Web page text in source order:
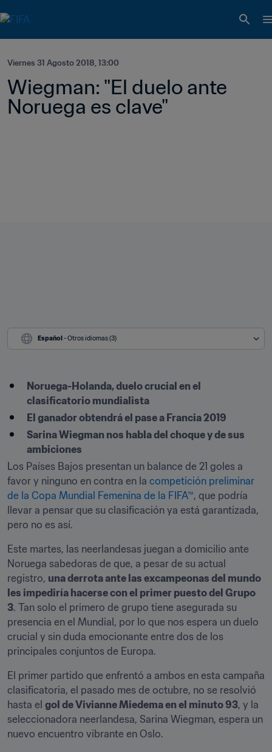
Viernes 31 Agosto 2018, 13:00
Wiegman: "El duelo ante
Noruega es clave"
Español - Otros idiomas (3)
Noruega-Holanda, duelo crucial en el
clasificatorio mundialista
El ganador obtendrá el pase a Francia 2019
Sarina Wiegman nos habla del choque y de sus
ambiciones
Los Países Bajos presentan un balance de 21 goles a
favor y ninguno en contra en la competición preliminar
de la Copa Mundial Femenina de la FIFA™, que podría
llevar a pensar que su clasificación ya está garantizada,
pero no es así.
Este martes, las neerlandesas juegan a domicilio ante
Noruega sabedoras de que, a pesar de su actual
registro, una derrota ante las excampeonas del mundo
les impediría hacerse con el primer puesto del Grupo
3. Tan solo el primero de grupo tiene asegurada su
presencia en el Mundial, por lo que nos espera un duelo
crucial y sin duda emocionante entre dos de los
principales conjuntos de Europa.
El primer partido que enfrentó a ambos en esta campaña
clasificatoria, el pasado mes de octubre, no se resolvió
hasta el gol de Vivianne Miedema en el minuto 93, y la
seleccionadora neerlandesa, Sarina Wiegman, espera un
nuevo encuentro vibrante en Oslo.